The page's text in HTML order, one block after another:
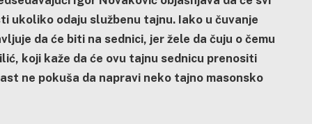
ukoliko odaju službenu tajnu. Iako u čuvanje
da će biti na sednici, jer žele da čuju o čemu
koji kaže da će ovu tajnu sednicu prenositi
ne pokuša da napravi neko tajno masonsko